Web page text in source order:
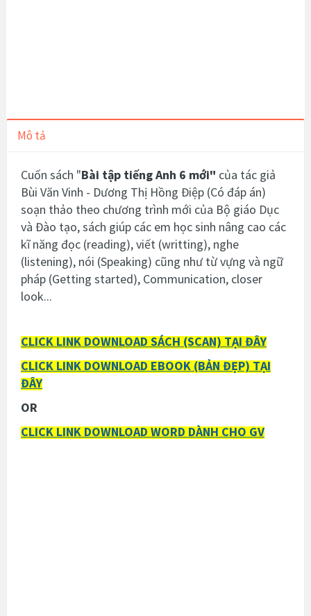
Mô tả
Cuốn sách "Bài tập tiếng Anh 6 mới" của tác giả
Bùi Văn Vinh - Dương Thị Hồng Điệp (Có đáp án)
soạn thảo theo chương trình mới của Bộ giáo Dục
và Đào tạo, sách giúp các em học sinh nâng cao các
kĩ năng đọc (reading), viết (writting), nghe
(listening), nói (Speaking) cũng như từ vựng và ngữ
pháp (Getting started), Communication, closer
look...
CLICK LINK DOWNLOAD SÁCH (SCAN) TẠI ĐÂY
CLICK LINK DOWNLOAD EBOOK (BẢN ĐẸP) TẠI
ĐÂY
OR
CLICK LINK DOWNLOAD WORD DÀNH CHO GV